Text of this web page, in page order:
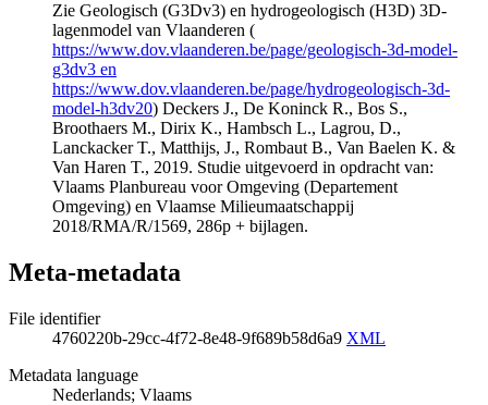
Zie Geologisch (G3Dv3) en hydrogeologisch (H3D) 3D-
lagenmodel van Vlaanderen (
https://www.dov.vlaanderen.be/page/geologisch-3d-model-
g3dv3 en
https://www.dov.vlaanderen.be/page/hydrogeologisch-3d-
model-h3dv20) Deckers J., De Koninck R., Bos S.,
Broothaers M., Dirix K., Hambsch L., Lagrou, D.,
Lanckacker T., Matthijs, J., Rombaut B., Van Baelen K. &
Van Haren T., 2019. Studie uitgevoerd in opdracht van:
Vlaams Planbureau voor Omgeving (Departement
Omgeving) en Vlaamse Milieumaatschappij
2018/RMA/R/1569, 286p + bijlagen.
Meta-metadata
File identifier
4760220b-29cc-4f72-8e48-9f689b58d6a9 XML
Metadata language
Nederlands; Vlaams